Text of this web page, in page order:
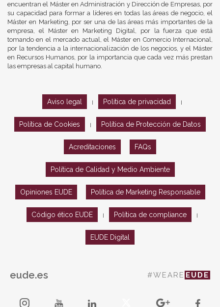
encuentran el Máster en Administración y Dirección de Empresas, por
su capacidad para formar a líderes en todas las áreas de negocio, el
Máster en Marketing, por ser una de las áreas más importantes de la
empresa, el Máster en Marketing Digital, por la fuerza que está
tomando en el mercado actual, el Máster en Comercio Internacional,
por la tendencia a la internacionalización de los negocios, y el Máster
en Recursos Humanos, por la importancia que cada vez más prestan
las empresas al capital humano.
Aviso legal Política de privacidad
Política de Cookies Política de Protección de Datos
Acreditaciones FAQs
Política de Calidad y Medio Ambiente
Opiniones EUDE Política de Marketing Responsable
Código ético EUDE Política de compliance
EUDE Digital
eude.es #WEARE EUDE